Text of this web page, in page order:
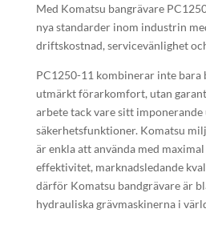
Med Komatsu bangrävare
nya standarder inom industrin
driftskostnad, servicevänlighet
PC1250-11 kombinerar inte bara
utmärkt förarkomfort, utan
arbete tack vare sitt imponerande
säkerhetsfunktioner. Komatsu
är enkla att använda med maximal
effektivitet, marknadsledande
därför Komatsu bandgrävare är
hydrauliska grävmaskinerna i